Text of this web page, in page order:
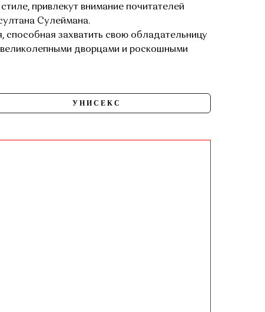
привлекут внимание почитателей
Сулеймана.
захватить свою обладательницу
дворцами и роскошными
УНИСЕКС